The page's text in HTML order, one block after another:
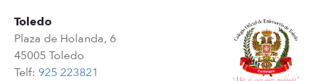
Toledo
Plaza de Holanda, 6
45005 Toledo
Telf: 925 223821